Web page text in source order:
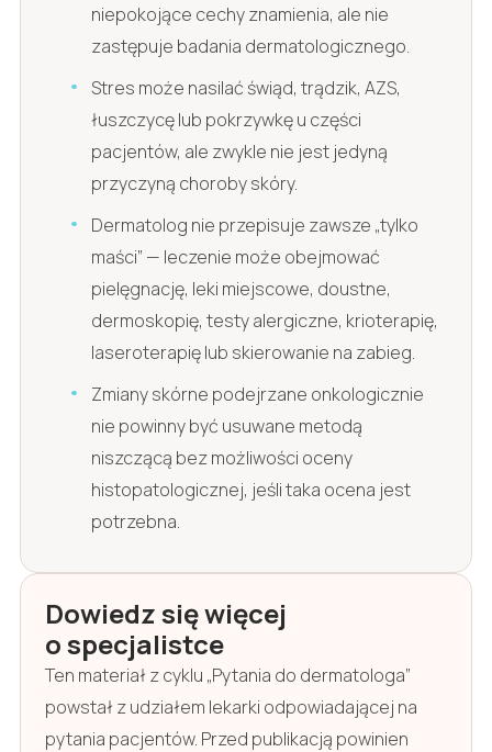
niepokojące cechy znamienia, ale nie
zastępuje badania dermatologicznego.
Stres może nasilać świąd, trądzik, AZS,
łuszczycę lub pokrzywkę u części
pacjentów, ale zwykle nie jest jedyną
przyczyną choroby skóry.
Dermatolog nie przepisuje zawsze „tylko
maści” — leczenie może obejmować
pielęgnację, leki miejscowe, doustne,
dermoskopię, testy alergiczne, krioterapię,
laseroterapię lub skierowanie na zabieg.
Zmiany skórne podejrzane onkologicznie
nie powinny być usuwane metodą
niszczącą bez możliwości oceny
histopatologicznej, jeśli taka ocena jest
potrzebna.
Dowiedz się więcej
o specjalistce
Ten materiał z cyklu „Pytania do dermatologa”
powstał z udziałem lekarki odpowiadającej na
pytania pacjentów. Przed publikacją powinien